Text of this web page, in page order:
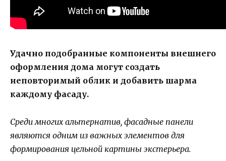
Удачно подобранные компоненты внешнего
оформления дома могут создать
неповторимый облик и добавить шарма
каждому фасаду.
Среди многих альтернатив, фасадные панели
являются одним из важных элементов для
формирования цельной картины экстерьера.